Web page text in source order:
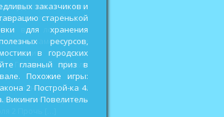
заказчиков и
старенькой
для хранения
ресурсов,
в городских
главный приз в
Похожие игры:
2 Построй-ка 4.
Викинги Повелитель